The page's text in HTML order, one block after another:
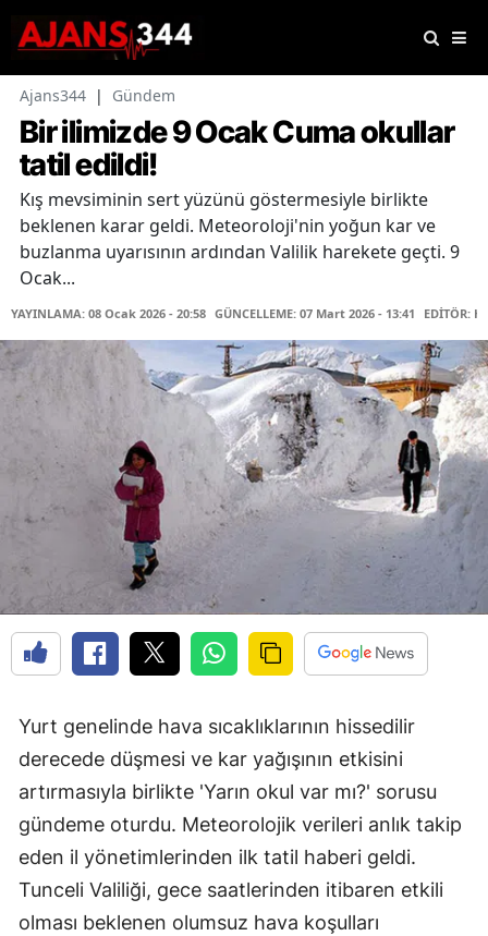
Ajans344 | Gündem
Bir ilimizde 9 Ocak Cuma okullar
tatil edildi!
Kış mevsiminin sert yüzünü göstermesiyle birlikte
beklenen karar geldi. Meteoroloji'nin yoğun kar ve
buzlanma uyarısının ardından Valilik harekete geçti. 9
Ocak...
YAYINLAMA: 08 Ocak 2026 - 20:58 GÜNCELLEME: 07 Mart 2026 - 13:41 EDİTÖR:
Yurt genelinde hava sıcaklıklarının hissedilir
derecede düşmesi ve kar yağışının etkisini
artırmasıyla birlikte 'Yarın okul var mı?' sorusu
gündeme oturdu. Meteorolojik verileri anlık takip
eden il yönetimlerinden ilk tatil haberi geldi.
Tunceli Valiliği, gece saatlerinden itibaren etkili
olması beklenen olumsuz hava koşulları